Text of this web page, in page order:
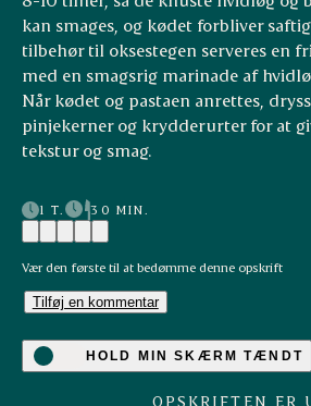
kan smages, og kødet forbliver
tilbehør til oksestegen serveres en
med en smagsrig marinade af
Når kødet og pastaen anrettes,
pinjekerner og krydderurter for at
tekstur og smag.
1 T. 30 MIN.
Vær den første til at bedømme denne opskrift
Tilføj en kommentar
HOLD MIN SKÆRM TÆNDT
OPSKRIFTEN ER